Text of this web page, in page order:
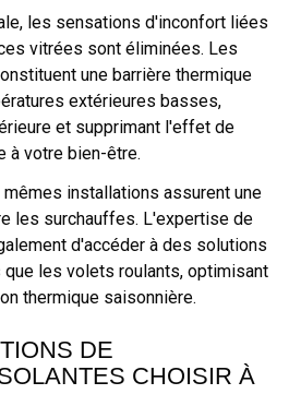
les sensations d'inconfort liées
vitrées sont éliminées. Les
une barrière thermique
extérieures basses,
et supprimant l'effet de
à votre bien-être.
installations assurent une
les surchauffes. L'expertise de
d'accéder à des solutions
les volets roulants, optimisant
thermique saisonnière.
DE
CHOISIR À